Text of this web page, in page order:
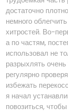
достаточно
немного
хитростей. Во-
а по частям,
использовал не
разрыхлять
регулярно
избежать
я начал
повозиться,